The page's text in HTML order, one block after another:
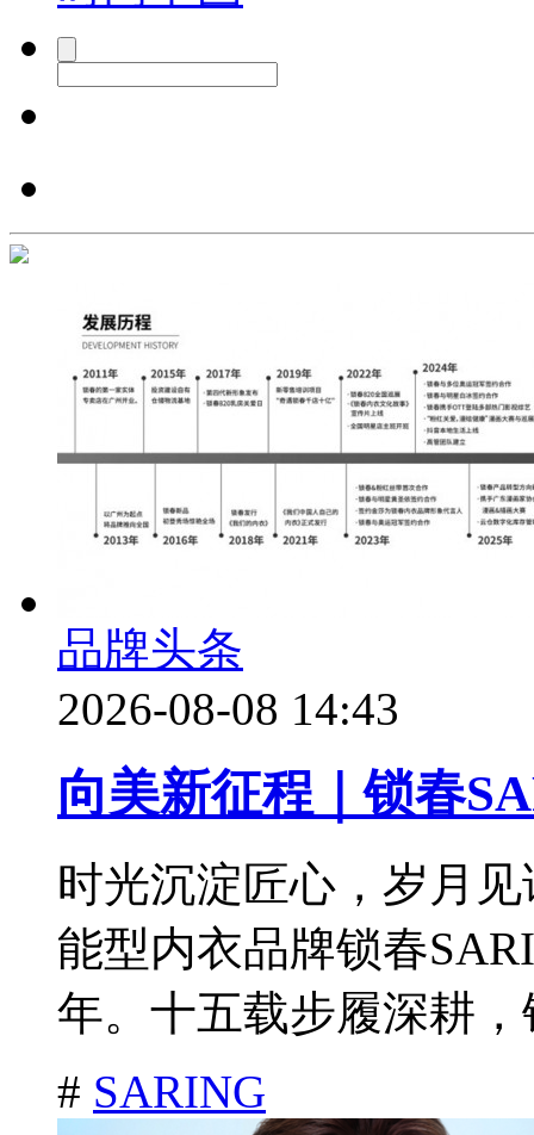
品牌头条
2026-08-08 14:43
向美新征程｜锁春
时光沉淀匠心，岁月
能型内衣品牌锁春
年。十五载步履深耕
# SARING